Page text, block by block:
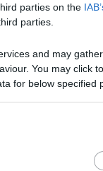
parties on the
parties.
and may
You may click
for below specified
il diesel Hvo di
sul tappo del
solo in motori